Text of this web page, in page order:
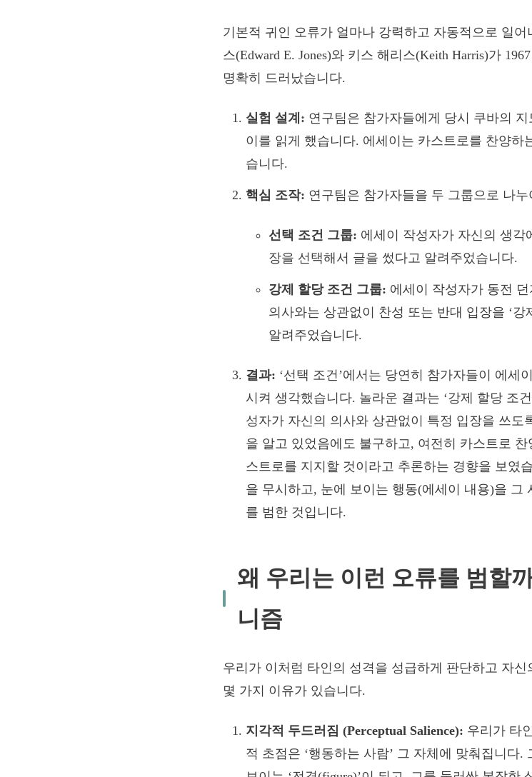
기본적 귀인 오류가 얼마나 강력하고 자동적으로 일
스(Edward E. Jones)와 키스 해리스(Keith Harris)가
명확히 드러났습니다.
실험 설계: 연구팀은 참가자들에게 당시 쿠바의
이를 읽게 했습니다. 에세이는 카스트로를 찬양하
습니다.
핵심 조작: 연구팀은 참가자들을 두 그룹으로 나
선택 조건 그룹: 에세이 작성자가 자신의 생각
장을 선택해서 글을 썼다고 알려주었습니다.
강제 할당 조건 그룹: 에세이 작성자가 동전
의사와는 상관없이 찬성 또는 반대 입장을 ‘강
알려주었습니다.
결과: ‘선택 조건’에서는 당연히 참가자들이 에세
시켜 생각했습니다. 놀라운 결과는 ‘강제 할당 조
성자가 자신의 의사와 상관없이 특정 입장을 쓰도
을 알고 있었음에도 불구하고, 여전히 카스트로
스트로를 지지할 것이라고 추론하는 경향을 보였
을 무시하고, 눈에 보이는 행동(에세이 내용)을 그
를 범한 것입니다.
왜 우리는 이런 오류를 범할
니즘
우리가 이처럼 타인의 성격을 성급하게 판단하고 자
몇 가지 이유가 있습니다.
지각적 두드러짐 (Perceptual Salience): 우리가 타
적 초점은 ‘행동하는 사람’ 그 자체에 맞춰집니다.